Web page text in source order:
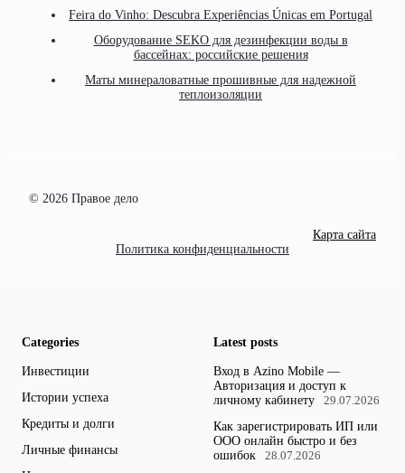
Feira do Vinho: Descubra Experiências Únicas em Portugal
Оборудование SEKO для дезинфекции воды в
бассейнах: российские решения
Маты минераловатные прошивные для надежной
теплоизоляции
© 2026 Правое дело
Карта сайта
Политика конфиденциальности
Categories
Инвестиции
Истории успеха
Кредиты и долги
Личные финансы
Latest posts
Вход в Azino Mobile —
Авторизация и доступ к
личному кабинету
29.07.2026
Как зарегистрировать ИП или
ООО онлайн быстро и без
ошибок
28.07.2026